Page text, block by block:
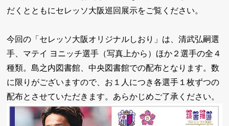
だくとともにセレッソ大阪巡回展示をご覧ください。
今回の「セレッソ大阪オリジナルしおり」は、清武弘嗣選
手、マテイ ヨニッチ選手（写真上から）ほか２選手の全４
種類。島之内図書館、中央図書館での配布となります。数
に限りがございますので、お１人につき各選手１枚ずつの
配布とさせていただきます。あらかじめご了承ください。